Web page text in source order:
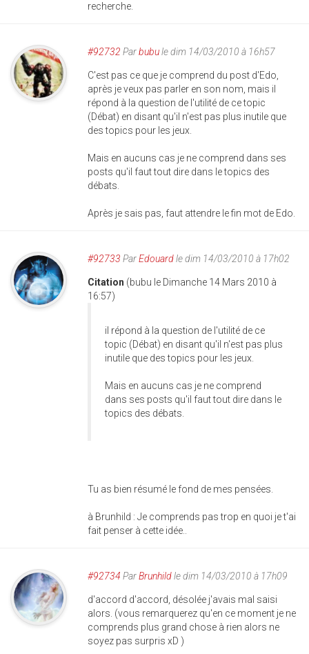
recherche.
#92732 Parbubule dim 14/03/2010 à 16h57
C'est pas ce que je comprend du post d'Edo,
après je veux pas parler en son nom, mais il
répond à la question de l'utilité de ce topic
(Débat) en disant qu'il n'est pas plus inutile que
des topics pour les jeux.
Mais en aucuns cas je ne comprend dans ses
posts qu'il faut tout dire dans le topics des
débats.
Après je sais pas, faut attendre le fin mot de Edo.
#92733 ParEdouardle dim 14/03/2010 à 17h02
Citation (bubu le Dimanche 14 Mars 2010 à
16:57)
il répond à la question de l'utilité de ce
topic (Débat) en disant qu'il n'est pas plus
inutile que des topics pour les jeux.
Mais en aucuns cas je ne comprend
dans ses posts qu'il faut tout dire dans le
topics des débats.
Tu as bien résumé le fond de mes pensées.
à Brunhild : Je comprends pas trop en quoi je t'ai
fait penser à cette idée..
#92734 ParBrunhildle dim 14/03/2010 à 17h09
d'accord d'accord, désolée j'avais mal saisi
alors. (vous remarquerez qu'en ce moment je ne
comprends plus grand chose à rien alors ne
soyez pas surpris xD )